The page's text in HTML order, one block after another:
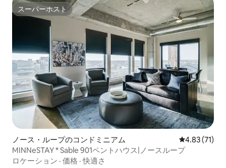
スーパーホスト
スーパーホスト
ノース・ループのコンドミニアム レビュー71
4.83 (71)
MINNeSTAY * Sable 901ペントハウス|ノースループ
ロケーション · 価格 ·快適さ